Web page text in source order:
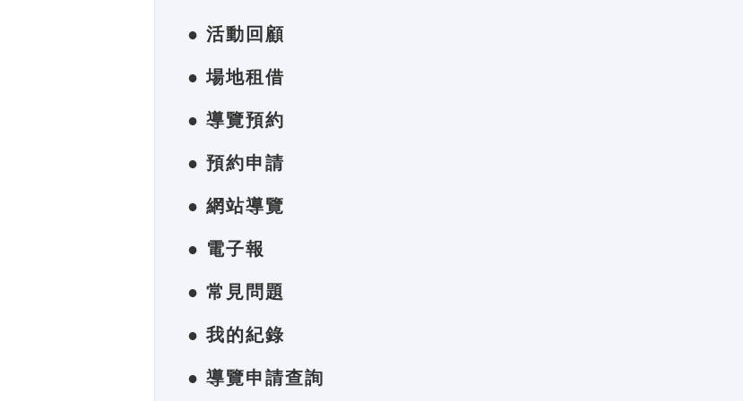
● 活動回顧
● 場地租借
● 導覽預約
● 預約申請
● 網站導覽
● 電子報
● 常見問題
● 我的紀錄
● 導覽申請查詢